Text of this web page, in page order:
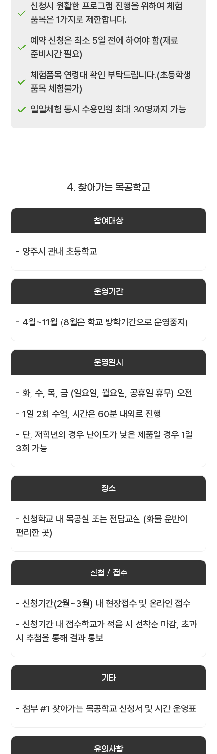
신청시 원활한 프로그램 진행을 위하여 체험
품목은 1가지로 제한합니다.
예약 신청은 최소 5일 전에 하여야 함(재료
준비시간 필요)
체험품목 연령대 확인 부탁드립니다.(초등학생
품목 체험불가)
일일체험 동시 수용인원 최대 30명까지 가능
4. 찾아가는 목공학교
참여대상
- 양주시 관내 초등학교
운영기간
- 4월~11월 (8월은 학교 방학기간으로 운영중지)
운영일시
- 화, 수, 목, 금 (일요일, 월요일, 공휴일 휴무) 오전
- 1일 2회 수업, 시간은 60분 내외로 진행
- 단, 저학년의 경우 난이도가 낮은 제품일 경우 1일
3회 가능
장소
- 신청학교 내 목공실 또는 전담교실 (화물 운반이
편리한 곳)
신청 / 접수
- 신청기간(2월~3월) 내 현장접수 및 온라인 접수
- 신청기간 내 접수학교가 적을 시 선착순 마감, 초과
시 추첨을 통해 결과 통보
기타
- 첨부 #1 찾아가는 목공학교 신청서 및 시간 운영표
유의사항